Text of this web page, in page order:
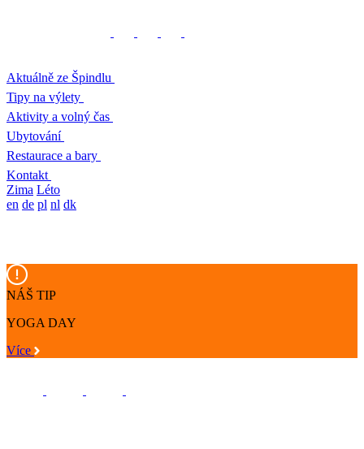
Aktuálně ze Špindlu
Tipy na výlety
Aktivity a volný čas
Ubytování
Restaurace a bary
Kontakt
Zima Léto
en de pl nl dk
NÁŠ TIP
YOGA DAY
Více